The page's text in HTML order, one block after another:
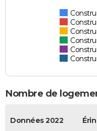
Nombre de
Données 2022 Érin